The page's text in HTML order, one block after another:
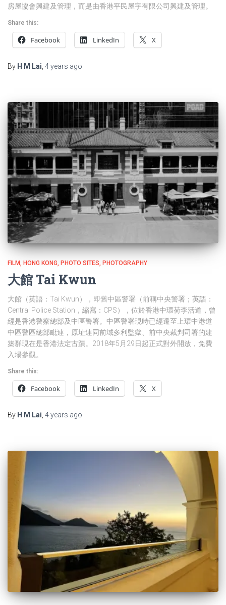
房屋協會興建及管理，而是由香港平民屋宇有限公司興建及管理。
Share this:
Facebook LinkedIn X
By H M Lai, 4 years ago
FILM HONG KONG PHOTO SITES PHOTOGRAPHY
大館 Tai Kwun
大館（英語：Tai Kwun），即舊中區警署（前稱中央警署；英語：
Central Police Station，縮寫：CPS），位於香港中環荷李活道，曾
經是香港警察總部及中區警署。中區警署現時已經遷至上環中港道
中區警區總部毗連，原址連同前域多利監獄、前中央裁判司署的建
築群現在是香港法定古蹟。2018年5月29日起正式對外開放，免費
入場參觀。
Share this:
Facebook LinkedIn X
By H M Lai 4 years ago